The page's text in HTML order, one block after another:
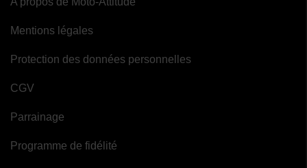
Mentions légales
Protection des données personnelles
CGV
Parrainage
Programme de fidélité